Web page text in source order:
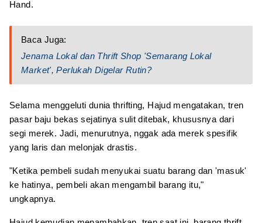
Hand.
Baca Juga:
Jenama Lokal dan Thrift Shop 'Semarang Lokal
Market', Perlukah Digelar Rutin?
Selama menggeluti dunia thrifting, Hajud mengatakan, tren
pasar baju bekas sejatinya sulit ditebak, khususnya dari
segi merek. Jadi, menurutnya, nggak ada merek spesifik
yang laris dan melonjak drastis.
"Ketika pembeli sudah menyukai suatu barang dan 'masuk'
ke hatinya, pembeli akan mengambil barang itu,"
ungkapnya.